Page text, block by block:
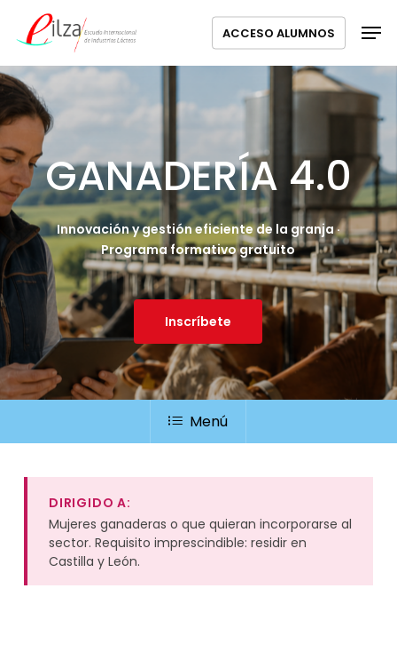
principal
ACCESO ALUMNOS
GANADERÍA 4.0
Innovación y gestión eficiente de la granja ·
Programa formativo gratuito
Inscríbete
Menú
DIRIGIDO A:
Mujeres ganaderas o que quieran incorporarse al
sector. Requisito imprescindible: residir en
Castilla y León.